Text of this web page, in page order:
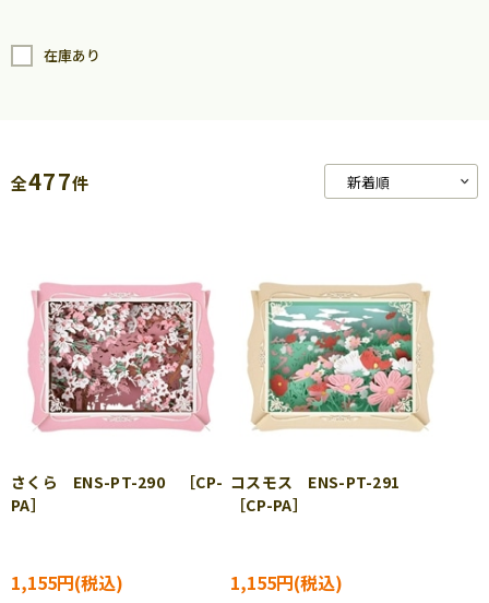
在庫あり
全477件
さくら ENS-PT-290 ［CP-
PA］
1,155円
コスモス ENS-PT-291
［CP-PA］
1,155円